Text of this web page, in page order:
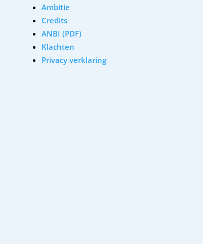
Ambitie
Credits
ANBI (PDF)
Klachten
Privacy verklaring